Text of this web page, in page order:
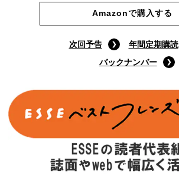
Amazonで購入する
次回予告
年間定期購読
バックナンバー